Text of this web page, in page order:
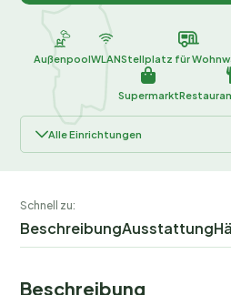
AußenpoolWLANStellplatz für
Supermarkt
Alle Einrichtungen
Schnell zu:
BeschreibungAusstattung
Beschreibung